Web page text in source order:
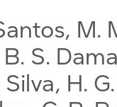
M.
S.
H.